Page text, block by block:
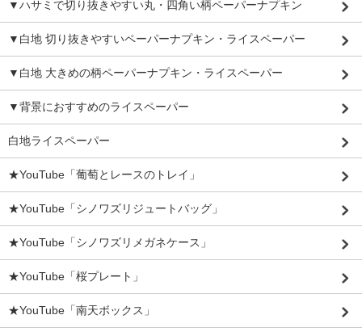
▼ハサミで切り抜きやすい丸・四角い柄ペーパーナプキン
▼白地 切り抜きやすいペーパーナプキン・ライスペーパー
▼白地 大きめの柄ペーパーナプキン・ライスペーパー
▼背景におすすめのライスペーパー
白地ライスペーパー
★YouTube「葡萄とレースのトレイ」
★YouTube「シノワズリジュートバッグ」
★YouTube「シノワズリメガネケース」
★YouTube「桜プレート」
★YouTube「南天ボックス」